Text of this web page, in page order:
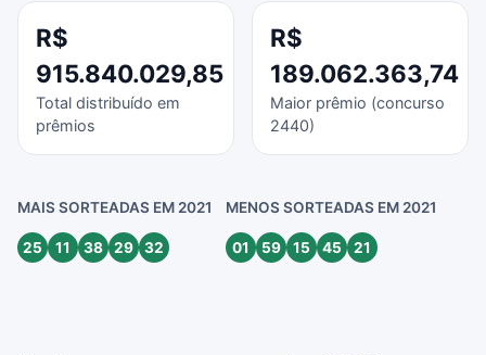
R$
915.840.029,85
Total distribuído em
prêmios
R$
189.062.363,74
Maior prêmio (concurso
2440)
MAIS SORTEADAS EM 2021
25 11 38 29 32
MENOS SORTEADAS EM 2021
01 59 15 45 21